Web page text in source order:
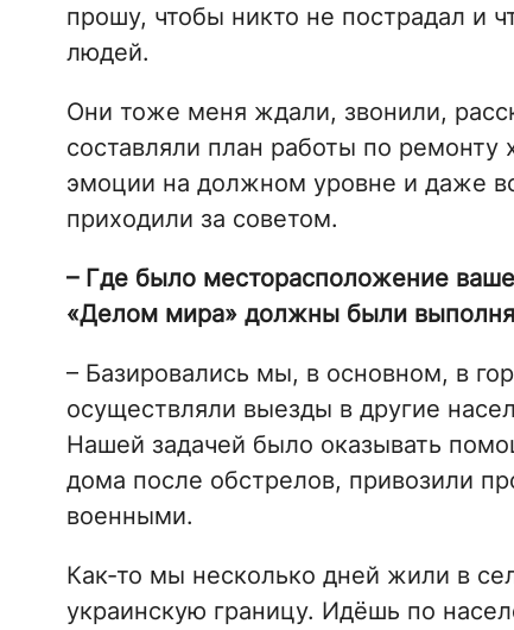
прошу, чтобы никто не пострадал и
людей.
Они тоже меня ждали, звонили,
составляли план работы по
эмоции на должном уровне и даже
приходили за советом.
– Где было месторасположение
«Делом мира» должны были
– Базировались мы, в основном, в
осуществляли выезды в другие
Нашей задачей было оказывать
дома после обстрелов, привозили
военными.
Как-то мы несколько дней жили в
украинскую границу. Идёшь по